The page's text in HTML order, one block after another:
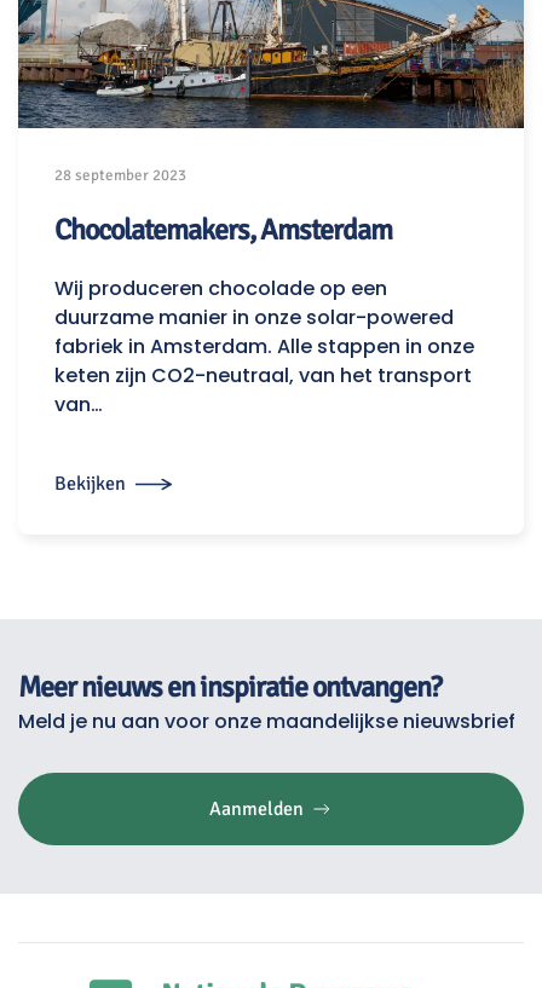
28 september 2023
Chocolatemakers, Amsterdam
Wij produceren chocolade op een
duurzame manier in onze solar-powered
fabriek in Amsterdam. Alle stappen in onze
keten zijn CO2-neutraal, van het transport
van…
Bekijken
Meer nieuws en inspiratie ontvangen?
Meld je nu aan voor onze maandelijkse nieuwsbrief
Aanmelden